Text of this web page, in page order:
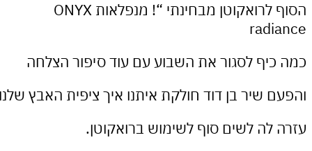
הסוף לרואקוטן מבחינתי “! מנפלאות ONYX
לסגור את השבוע עם עוד סיפור הצלחה
שיר בן דוד חולקת איתנו איך ציפית האבץ שלנו
לשים סוף לשימוש ברואקוטן.